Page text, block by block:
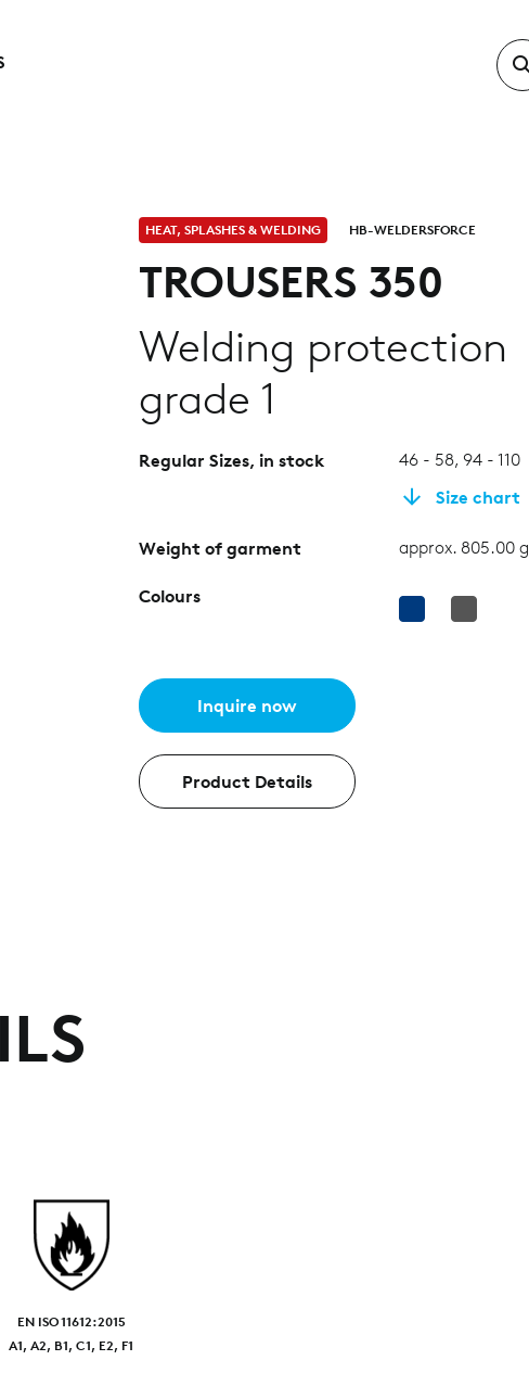
HEAT, SPLASHES & WELDING HB-WELDERSFORCE
TROUSERS 350
Welding protection
grade 1
Regular Sizes, in stock 46 - 58, 94 - 110
Size chart
Weight of garment approx. 805.00 g
Colours
Inquire now
Product Details
EN ISO 11612:2015
A1, A2, B1, C1, E2, F1